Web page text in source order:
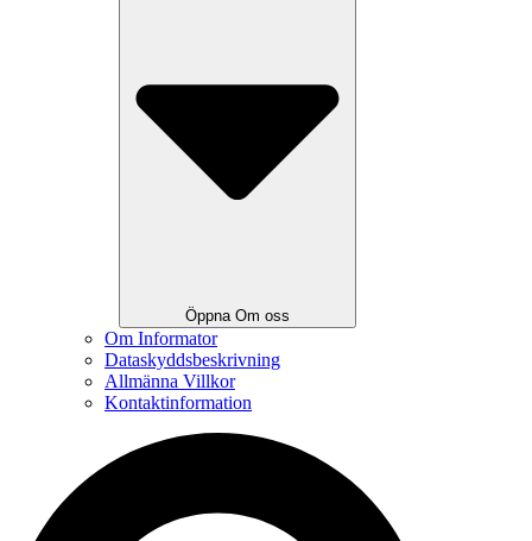
Öppna Om oss
Om Informator
Dataskyddsbeskrivning
Allmänna Villkor
Kontaktinformation